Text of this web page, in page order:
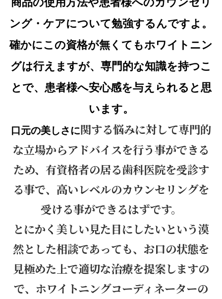
ング・ケアについて勉強するんですよ。
確かにこの資格が無くてもホワイトニン
グは行えますが、専門的な知識を持つこ
とで、患者様へ安心感を与えられると思
います。
口元の美しさに関する悩みに対して専門的
な立場からアドバイスを行う事ができる
ため、有資格者の居る歯科医院を受診す
る事で、高いレベルのカウンセリングを
受ける事ができるはずです。
とにかく美しい見た目にしたいという漠
然とした相談であっても、お口の状態を
見極めた上で適切な治療を提案しますの
で、ホワイトニングコーディネーターの